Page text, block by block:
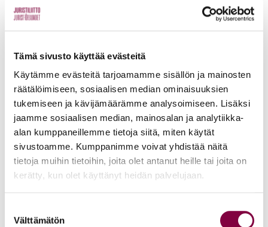
Tämä sivusto käyttää evästeitä
Käytämme evästeitä tarjoamamme sisällön ja mainosten
räätälöimiseen, sosiaalisen median ominaisuuksien
tukemiseen ja kävijämäärämme analysoimiseen. Lisäksi
jaamme sosiaalisen median, mainosalan ja analytiikka-
alan kumppaneillemme tietoja siitä, miten käytät
sivustoamme. Kumppanimme voivat yhdistää näitä
tietoja muihin tietoihin, joita olet antanut heille tai joita on
kerätty, kun olet käyttänyt heidän palvelujaan.
valinta
Välttämätön
Lisää uutisia
KAIKKI UUTISET
Uutiset 4.8.2026
YTN: Tietoa AMK-alan lakosta
Työmarkkinat
oikeustieteellisen opetuksen ja tutkimuksen